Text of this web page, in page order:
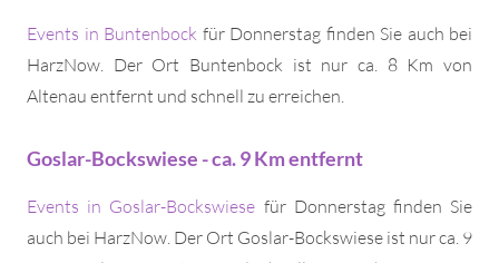
Events in Buntenbock für Donnerstag finden Sie auch bei
HarzNow. Der Ort Buntenbock ist nur ca. 8 Km von
Altenau entfernt und schnell zu erreichen.
Goslar-Bockswiese - ca. 9 Km entfernt
Events in Goslar-Bockswiese für Donnerstag finden Sie
auch bei HarzNow. Der Ort Goslar-Bockswiese ist nur ca. 9